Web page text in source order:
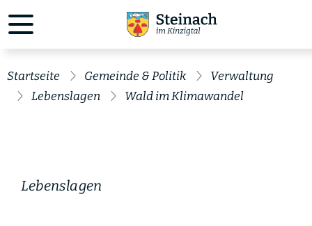
Startseite Gemeinde & Politik
Verwaltung
Lebenslagen
Wald im Klimawandel
Lebenslagen